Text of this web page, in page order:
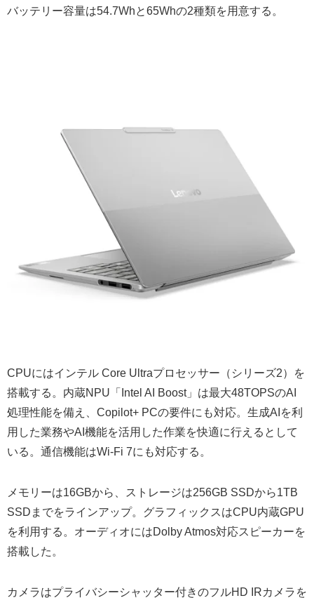
バッテリー容量は54.7Whと65Whの2種類を用意する。
CPUにはインテル Core Ultraプロセッサー（シリーズ2）を
搭載する。内蔵NPU「Intel AI Boost」は最大48TOPSのAI
処理性能を備え、Copilot+ PCの要件にも対応。生成AIを利
用した業務やAI機能を活用した作業を快適に行えるとして
いる。通信機能はWi-Fi 7にも対応する。
メモリーは16GBから、ストレージは256GB SSDから1TB
SSDまでをラインアップ。グラフィックスはCPU内蔵GPU
を利用する。オーディオにはDolby Atmos対応スピーカーを
搭載した。
カメラはプライバシーシャッター付きのフルHD IRカメラを